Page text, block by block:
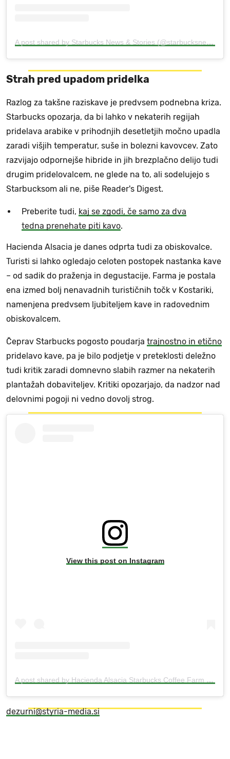
A post shared by Starbucks News & Stories (@starbucksnews)
Strah pred upadom pridelka
Razlog za takšne raziskave je predvsem podnebna kriza.
Starbucks opozarja, da bi lahko v nekaterih regijah
pridelava arabike v prihodnjih desetletjih močno upadla
zaradi višjih temperatur, suše in bolezni kavovcev. Zato
razvijajo odpornejše hibride in jih brezplačno delijo tudi
drugim pridelovalcem, ne glede na to, ali sodelujejo s
Starbucksom ali ne, piše Reader's Digest.
Preberite tudi, kaj se zgodi, če samo za dva
tedna prenehate piti kavo.
Hacienda Alsacia je danes odprta tudi za obiskovalce.
Turisti si lahko ogledajo celoten postopek nastanka kave
– od sadik do praženja in degustacije. Farma je postala
ena izmed bolj nenavadnih turističnih točk v Kostariki,
namenjena predvsem ljubiteljem kave in radovednim
obiskovalcem.
Čeprav Starbucks pogosto poudarja trajnostno in etično
pridelavo kave, pa je bilo podjetje v preteklosti deležno
tudi kritik zaradi domnevno slabih razmer na nekaterih
plantažah dobaviteljev. Kritiki opozarjajo, da nadzor nad
delovnimi pogoji ni vedno dovolj strog.
View this post on Instagram
A post shared by Hacienda Alsacia Starbucks Coffee Farm (@haciendaalsacia)
dezurni@styria-media.si